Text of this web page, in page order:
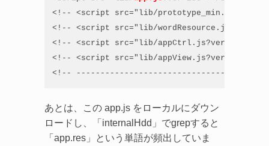
<!-- <script src="lib/
<!-- <script src="lib/
<!-- <script src="lib/appCtrl.js?ver=250"></
<!-- <script src="lib/appView.js?ver=250"></
<!--
あとは、この app.js をローカルにダウン
ロードし、「internalHdd」でgrepすると
「app.res」という単語が頻出していま